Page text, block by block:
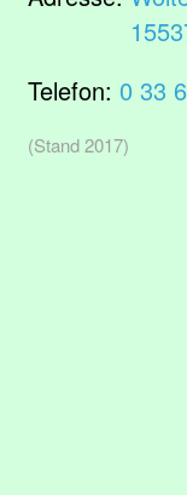
Telefon: 0 33
(Stand 2017)